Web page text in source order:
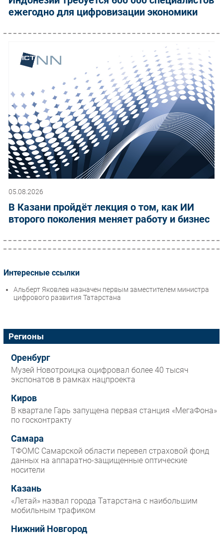
ежегодно для цифровизации экономики
05.08.2026
В Казани пройдёт лекция о том, как ИИ
второго поколения меняет работу и бизнес
Интересные ссылки
Альберт Яковлев назначен первым заместителем министра
цифрового развития Татарстана
Регионы
Оренбург
Музей Новотроицка оцифровал более 40 тысяч
экспонатов в рамках нацпроекта
Киров
В квартале Гарь запущена первая станция «МегаФона»
по госконтракту
Самара
ТФОМС Самарской области перевел страховой фонд
данных на аппаратно-защищенные оптические
носители
Казань
«Летай» назвал города Татарстана с наибольшим
мобильным трафиком
Нижний Новгород